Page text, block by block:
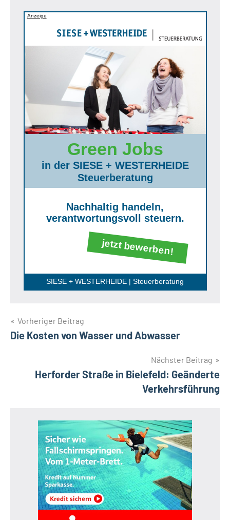
Anzeige
Green Jobs
in der SIESE + WESTERHEIDE
Steuerberatung
Nachhaltig handeln,
verantwortungsvoll steuern.
jetzt bewerben!
SIESE + WESTERHEIDE | Steuerberatung
Beitragsnavigation
Vorheriger Beitrag
Die Kosten von Wasser und Abwasser
Nächster Beitrag
Herforder Straße in Bielefeld: Geänderte
Verkehrsführung